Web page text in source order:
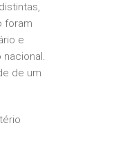
foram
e
de um